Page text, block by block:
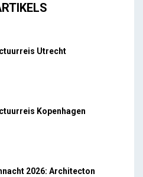
Utrecht
Kopenhagen
2026: Architecton